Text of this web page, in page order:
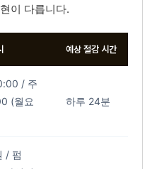
이 다릅니다.
예상 절감 시간
/ 주
(월요
하루 24분
/ 펌